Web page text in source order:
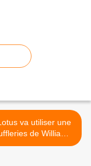
va utiliser une
de Williams
>